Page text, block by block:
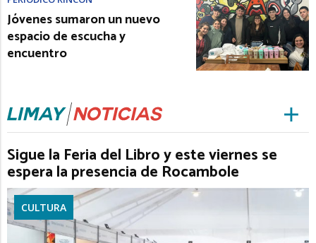
Jóvenes sumaron un nuevo
espacio de escucha y
encuentro
Sigue la Feria del Libro y este viernes se
espera la presencia de Rocambole
CULTURA